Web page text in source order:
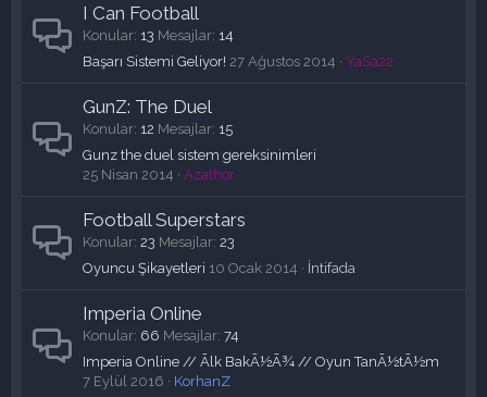
I Can Football
Konular 13 Mesajlar 14
Başarı Sistemi Geliyor! 27 Ağustos 2014 YaSa22
GunZ: The Duel
Konular 12 Mesajlar 15
Gunz the duel sistem gereksinimleri
25 Nisan 2014
Azathor
Football Superstars
Konular 23 Mesajlar 23
Oyuncu Şikayetleri 10 Ocak 2014 İntifada
Imperia Online
Konular 66 Mesajlar 74
Imperia Online // Ãlk BakÃ½Ã¾ // Oyun TanÃ½tÃ½m
7 Eylül 2016
KorhanZ